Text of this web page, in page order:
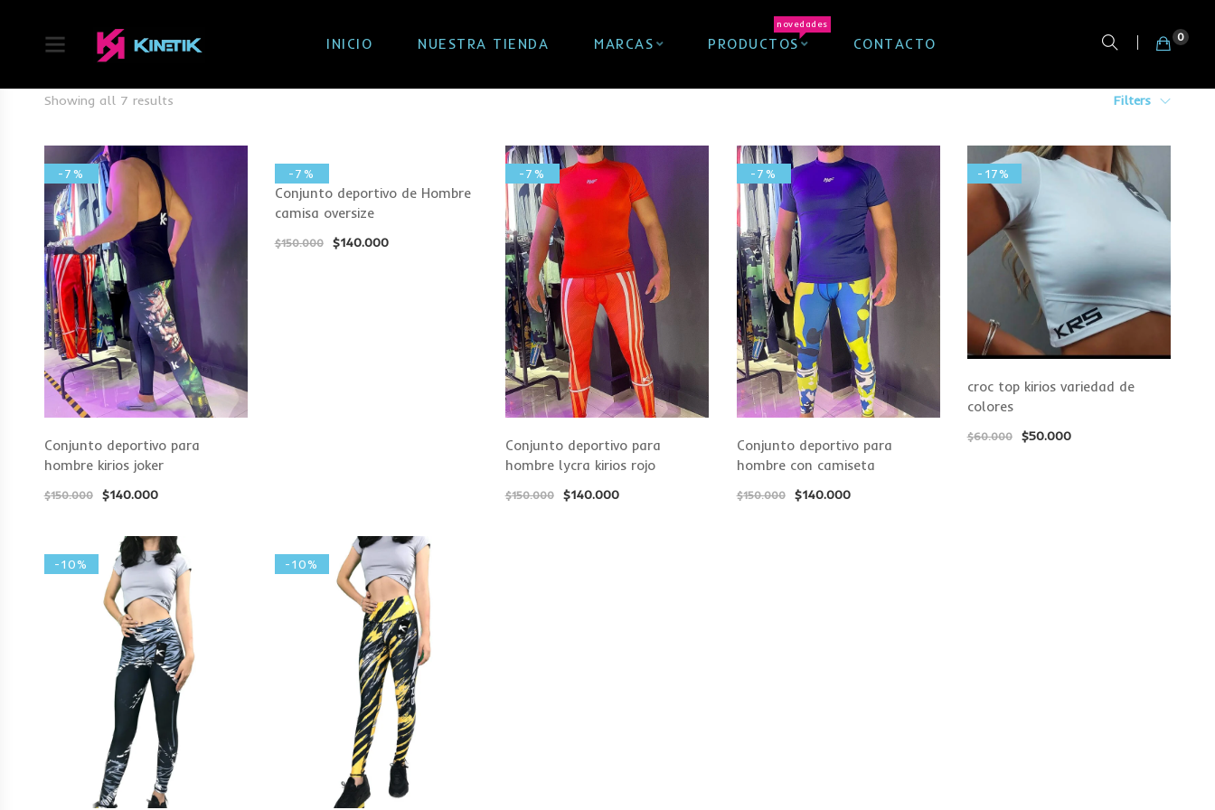
INICIO NUESTRA TIENDA MARCAS PRODUCTOS
novedades
CONTACTO 0
Showing all 7 results Filters
-7%
Conjunto deportivo para
hombre kirios joker
$150.000 $140.000
-7%
Conjunto deportivo de Hombre
camisa oversize
$150.000 $140.000
-7%
Conjunto deportivo para
hombre lycra kirios rojo
$150.000 $140.000
-7%
Conjunto deportivo para
hombre con camiseta
$150.000 $140.000
-17%
croc top kirios variedad de
colores
$60.000 $50.000
-10% -10%